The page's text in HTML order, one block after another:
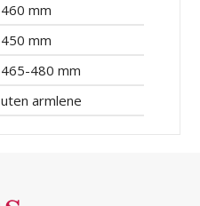
460 mm
450 mm
465-480 mm
uten armlene